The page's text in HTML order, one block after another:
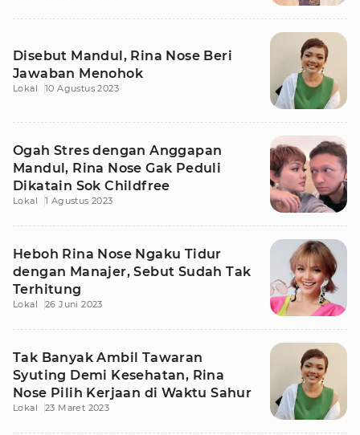
Disebut Mandul, Rina Nose Beri
Jawaban Menohok
Lokal 10 Agustus 2023
Ogah Stres dengan Anggapan
Mandul, Rina Nose Gak Peduli
Dikatain Sok Childfree
Lokal 1 Agustus 2023
Heboh Rina Nose Ngaku Tidur
dengan Manajer, Sebut Sudah Tak
Terhitung
Lokal 26 Juni 2023
Tak Banyak Ambil Tawaran
Syuting Demi Kesehatan, Rina
Nose Pilih Kerjaan di Waktu Sahur
Lokal 23 Maret 2023